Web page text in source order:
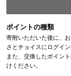
ポイントの種類
寄附いただいた後に、
さとチョイスにログイ
また、交換したポイン
けください。